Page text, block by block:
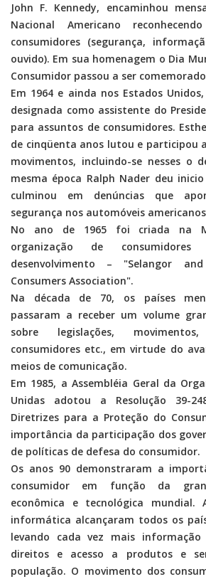
John F. Kennedy, encaminhou
Nacional Americano
consumidores (segurança,
ouvido). Em sua homenagem o Dia
Consumidor passou a ser
Em 1964 e ainda nos Estados
designada como assistente do
para assuntos de consumidores.
de cinqüenta anos lutou e participou
movimentos, incluindo-se nesses o
mesma época Ralph Nader deu
culminou em denúncias que
segurança nos automóveis
No ano de 1965 foi criada na
organização de
desenvolvimento – "Selangor
Consumers Association".
Na década de 70, os países
passaram a receber um volume
sobre legislações,
consumidores etc., em virtude do
meios de comunicação.
Em 1985, a Assembléia Geral da
Unidas adotou a Resolução 39-
Diretrizes para a Proteção do
importância da participação dos
de políticas de defesa do consumidor.
Os anos 90 demonstraram a
consumidor em função da
econômica e tecnológica mundial.
informática alcançaram todos os
levando cada vez mais informação
direitos e acesso a produtos e
população. O movimento dos